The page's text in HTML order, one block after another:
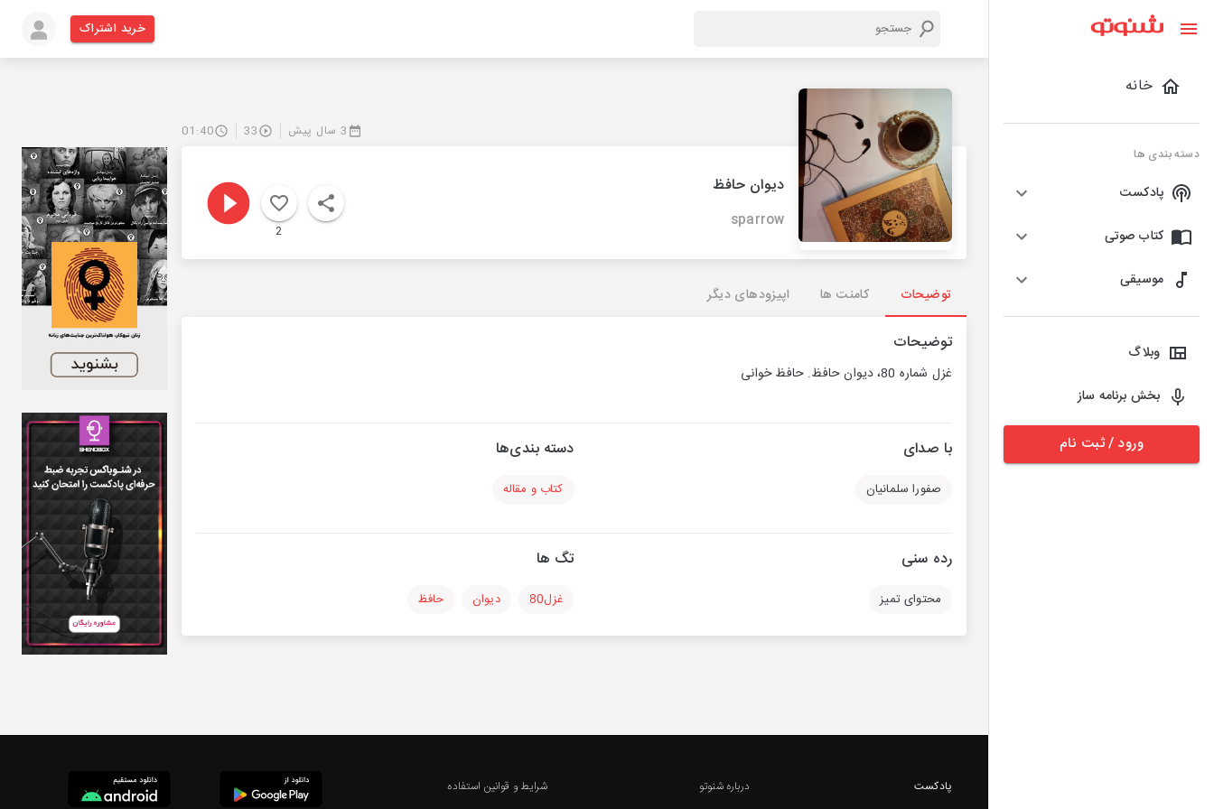
خانه
دسته بندی ها
پادکست
کتاب صوتی
موسیقی
وبلاگ
بخش برنامه ساز
ورود / ثبت نام
خرید اشتراک
3 سال پیش 33
01:40
دیوان حافظ
sparrow
2
توضیحات کامنت ها اپیزودهای دیگر
توضیحات
غزل شماره 80، دیوان حافظ. حافظ خوانی
با صدای
صفورا سلمانیان
دسته بندی‌ها
کتاب و مقاله
رده سنی
محتوای تمیز
تگ ها
غزل80 دیوان حافظ
پادکست
درباره شنوتو
شرایط و قوانین استفاده